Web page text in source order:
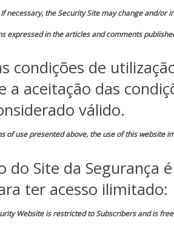
necessary, the Security Site may change and/
expressed in the articles and comments
condições de
a aceitação das
válido.
of use presented above, the use of this website
do Site da Segurança
ter acesso ilimitado:
Website is restricted to Subscribers and is